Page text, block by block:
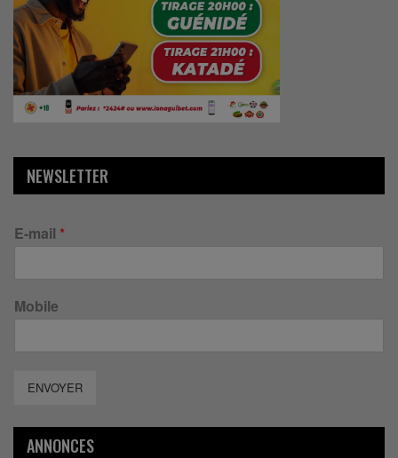
NEWSLETTER
E-mail *
Mobile
ENVOYER
ANNONCES